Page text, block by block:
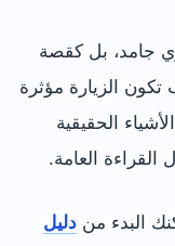
جامد، بل كقصة
تكون الزيارة مؤثرة
الحقيقية
العامة.
البدء من دليل